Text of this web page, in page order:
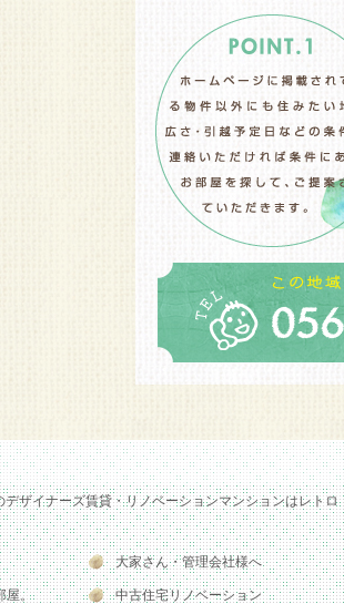
デザイナーズ賃貸・リノベーションマンションはレトロ
屋。
大家さん・管理会社様へ
中古住宅リノベーション